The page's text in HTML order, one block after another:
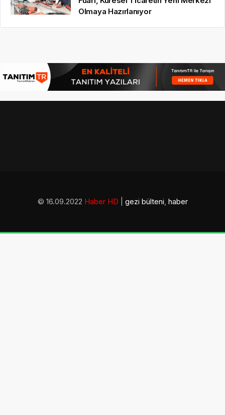
Olmaya Hazırlanıyor
© 16.09.2022 Haber HD gezi bülteni, haber